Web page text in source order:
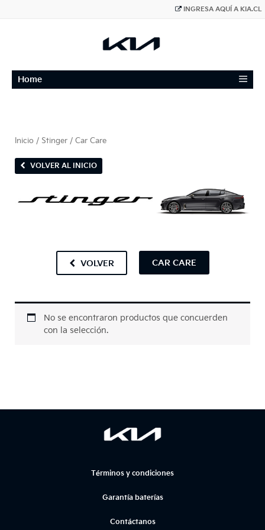
INGRESA AQUÍ A KIA.CL
Home ≡
Inicio / Stinger / Car Care
VOLVER AL INICIO
VOLVER CAR CARE
No se encontraron productos que concuerden
con la selección.
Términos y condiciones
Garantía baterías
Contáctanos